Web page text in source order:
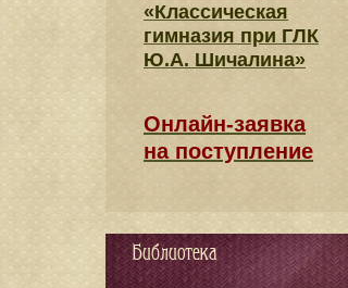
«Классическая
гимназия при ГЛК
Ю.А. Шичалина»
Онлайн-заявка
на поступление
Библиотека